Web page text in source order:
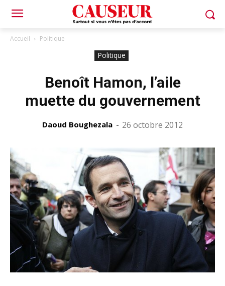
Accueil Politique
Politique
Benoît Hamon, l’aile
muette du gouvernement
Daoud Boughezala - 26 octobre 2012